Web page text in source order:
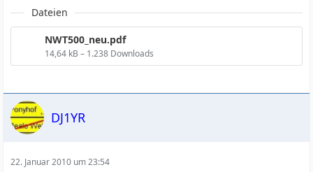
Dateien
NWT500_neu.pdf
14,64 kB – 1.238 Downloads
DJ1YR
22. Januar 2010 um 23:54